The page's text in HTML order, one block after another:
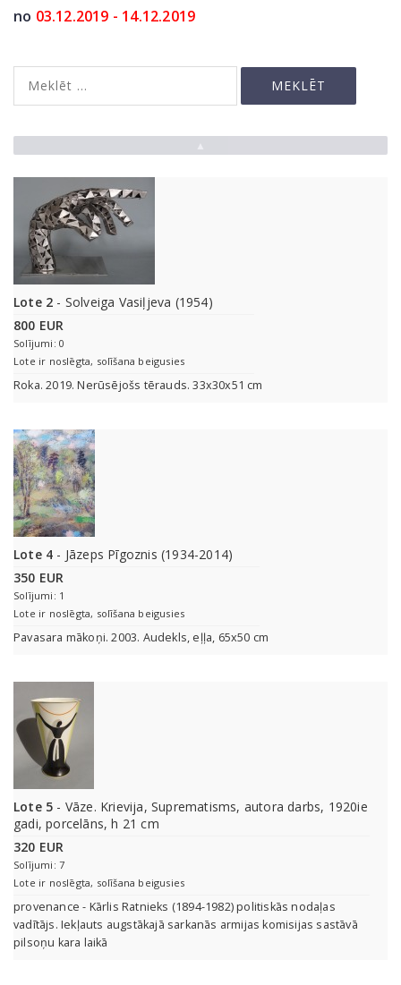
no 03.12.2019 - 14.12.2019
Lote 2 - Solveiga Vasiļjeva (1954)
800 EUR
Solījumi: 0
Lote ir noslēgta, solīšana beigusies
Roka. 2019. Nerūsējošs tērauds. 33x30x51 cm
Lote 4 - Jāzeps Pīgoznis (1934-2014)
350 EUR
Solījumi: 1
Lote ir noslēgta, solīšana beigusies
Pavasara mākoņi. 2003. Audekls, eļļa, 65x50 cm
Lote 5 - Vāze. Krievija, Suprematisms, autora darbs, 1920ie
gadi, porcelāns, h 21 cm
320 EUR
Solījumi: 7
Lote ir noslēgta, solīšana beigusies
provenance - Kārlis Ratnieks (1894-1982) politiskās nodaļas
vadītājs. Iekļauts augstākajā sarkanās armijas komisijas sastāvā
pilsoņu kara laikā